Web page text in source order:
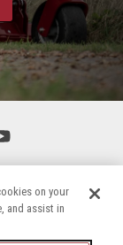
on your
and assist in